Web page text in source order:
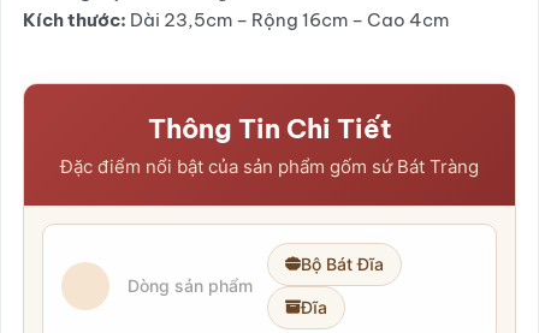
210.000₫.
là:
180.000₫.
Kích thước: Dài 23,5cm – Rộng 16cm – Cao 4cm
Thông Tin Chi Tiết
Đặc điểm nổi bật của sản phẩm gốm sứ Bát Tràng
Dòng sản phẩm
Bộ Bát Đĩa
Đĩa